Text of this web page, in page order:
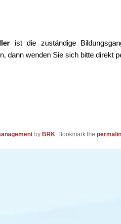
ist die zuständige
dann wenden Sie sich bitte direkt
by BRK . Bookmark the